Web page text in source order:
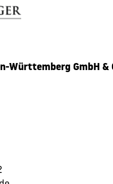
Württemberg GmbH &